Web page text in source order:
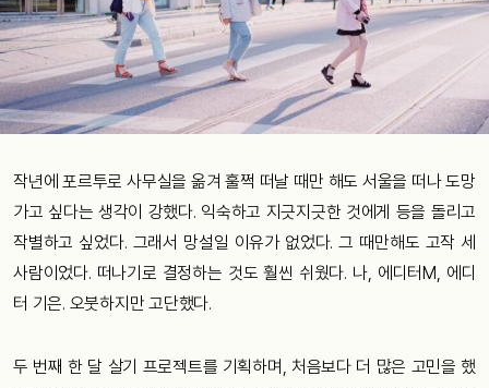
작년에 포르투로 사무실을 옮겨 훌쩍 떠날 때만 해도 서울을 떠나 도망
가고 싶다는 생각이 강했다. 익숙하고 지긋지긋한 것에게 등을 돌리고
작별하고 싶었다. 그래서 망설일 이유가 없었다. 그 때만해도 고작 세
사람이었다. 떠나기로 결정하는 것도 훨씬 쉬웠다. 나, 에디터M, 에디
터 기은. 오붓하지만 고단했다.
두 번째 한 달 살기 프로젝트를 기획하며, 처음보다 더 많은 고민을 했